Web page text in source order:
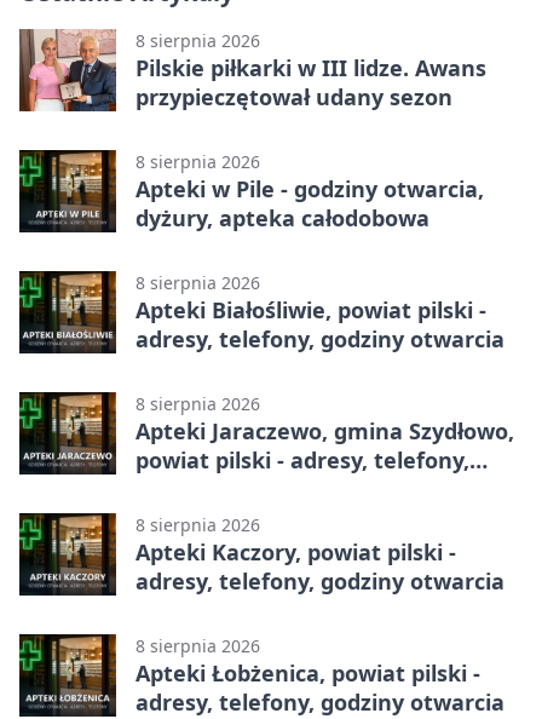
8 sierpnia 2026
Pilskie piłkarki w III lidze. Awans
przypieczętował udany sezon
8 sierpnia 2026
Apteki w Pile - godziny otwarcia,
dyżury, apteka całodobowa
8 sierpnia 2026
Apteki Białośliwie, powiat pilski -
adresy, telefony, godziny otwarcia
8 sierpnia 2026
Apteki Jaraczewo, gmina Szydłowo,
powiat pilski - adresy, telefony,
8 sierpnia 2026
Apteki Kaczory, powiat pilski -
adresy, telefony, godziny otwarcia
8 sierpnia 2026
Apteki Łobżenica, powiat pilski -
adresy, telefony, godziny otwarcia